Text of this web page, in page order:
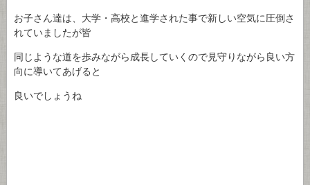
お子さん達は、大学・高校と進学された事で新しい空気に圧倒さ
れていましたが皆
同じような道を歩みながら成長していくので見守りながら良い方
向に導いてあげると
良いでしょうね